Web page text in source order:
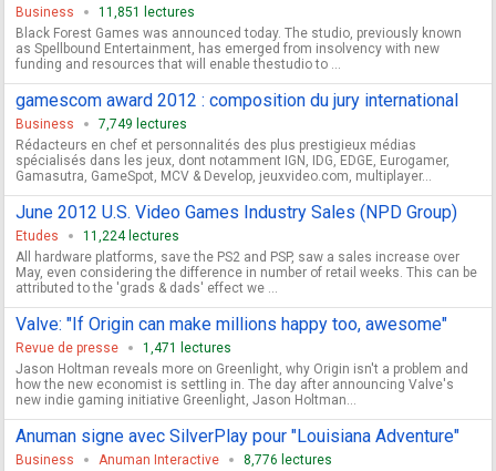
Business
11,851 lectures
Black Forest Games was announced today. The studio, previously known
as Spellbound Entertainment, has emerged from insolvency with new
funding and resources that will enable thestudio to ...
gamescom award 2012 : composition du jury international
Business
7,749 lectures
Rédacteurs en chef et personnalités des plus prestigieux médias
spécialisés dans les jeux, dont notamment IGN, IDG, EDGE, Eurogamer,
Gamasutra, GameSpot, MCV & Develop, jeuxvideo.com, multiplayer...
June 2012 U.S. Video Games Industry Sales (NPD Group)
Etudes
11,224 lectures
All hardware platforms, save the PS2 and PSP, saw a sales increase over
May, even considering the difference in number of retail weeks. This can be
attributed to the 'grads & dads' effect we ...
Valve: "If Origin can make millions happy too, awesome"
Revue de presse
1,471 lectures
Jason Holtman reveals more on Greenlight, why Origin isn't a problem and
how the new economist is settling in. The day after announcing Valve's
new indie gaming initiative Greenlight, Jason Holtman...
Anuman signe avec SilverPlay pour "Louisiana Adventure"
Business Anuman Interactive
8,776 lectures